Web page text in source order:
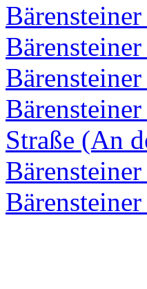
Straße (An